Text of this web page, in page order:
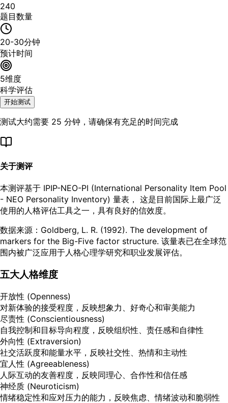
240
题目数量
20-30分钟
预计时间
5维度
科学评估
开始测试
测试大约需要 25 分钟，请确保有充足的时间完成
关于测评
本测评基于 IPIP-NEO-PI (International Personality Item Pool
- NEO Personality Inventory) 量表， 这是目前国际上最广泛
使用的人格评估工具之一，具有良好的信效度。
数据来源：Goldberg, L. R. (1992). The development of
markers for the Big-Five factor structure. 该量表已在全球范
围内被广泛应用于人格心理学研究和职业发展评估。
五大人格维度
开放性 (Openness)
对新体验的接受程度，反映想象力、好奇心和审美能力
尽责性 (Conscientiousness)
自我控制和目标导向程度，反映组织性、责任感和自律性
外向性 (Extraversion)
社交活跃度和能量水平，反映社交性、热情和主动性
宜人性 (Agreeableness)
人际互动的友善程度，反映同理心、合作性和信任感
神经质 (Neuroticism)
情绪稳定性和应对压力的能力，反映焦虑、情绪波动和脆弱性